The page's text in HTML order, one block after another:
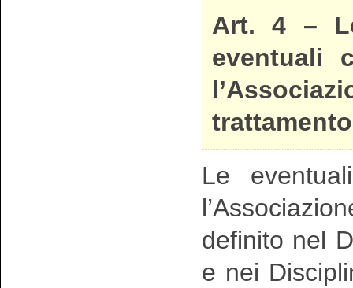
Art. 4 –
eventuali
trattamento
Le
definito nel
e nei